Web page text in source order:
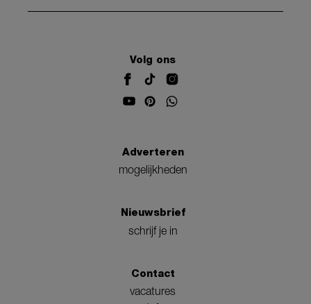
Volg ons
Adverteren
mogelijkheden
Nieuwsbrief
schrijf je in
Contact
vacatures